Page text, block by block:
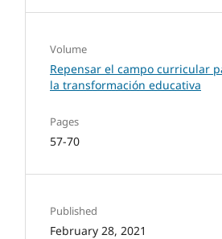
Volume
Repensar el campo curricular
la transformación educativa
Pages
57-70
Published
February 28, 2021